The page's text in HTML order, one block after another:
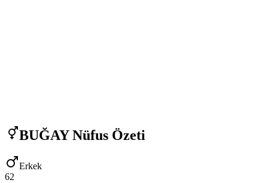
BUĞAYNüfus Özeti
Erkek
62